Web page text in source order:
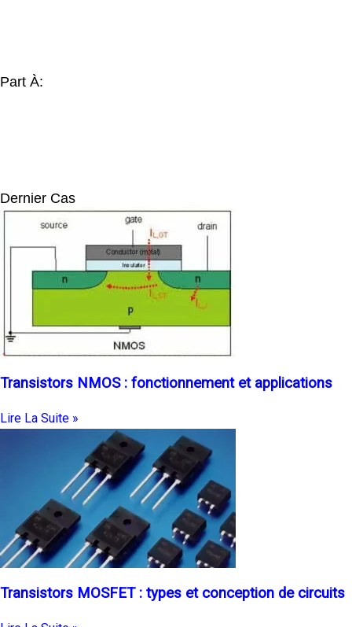
Part À:
Dernier Cas
Transistors NMOS : fonctionnement et applications
Lire La Suite »
Transistors MOSFET : types et conception de circuits